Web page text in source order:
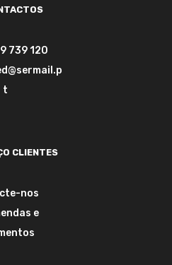
739 120
t
CLIENTES
nos
e